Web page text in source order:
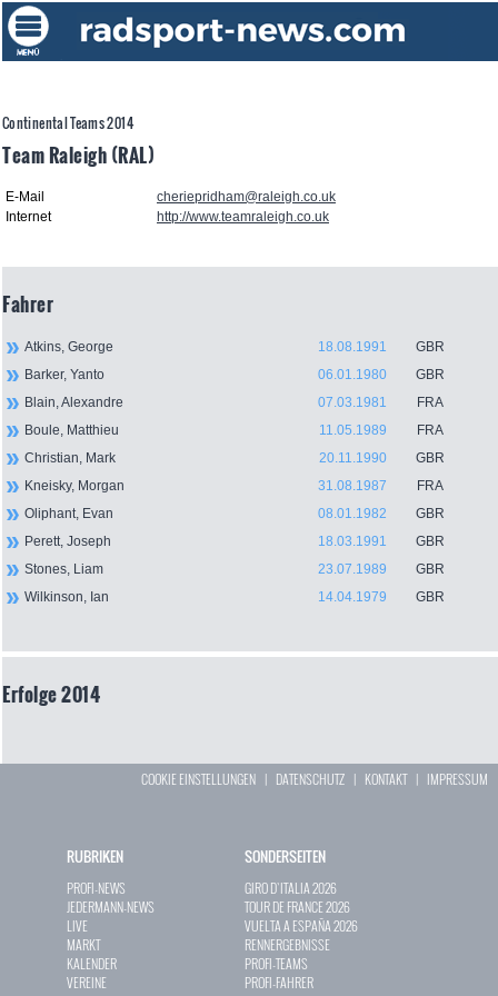
Continental Teams 2014
Team Raleigh (RAL)
E-Mail
cheriepridham@raleigh.co.uk
Internet
http://www.teamraleigh.co.uk
Fahrer
Atkins, George 18.08.1991
GBR
Barker, Yanto
06.01.1980
GBR
Blain, Alexandre
07.03.1981
FRA
Boule, Matthieu
11.05.1989
FRA
Christian, Mark
20.11.1990
GBR
Kneisky, Morgan
31.08.1987
FRA
Oliphant, Evan
08.01.1982
GBR
Perett, Joseph
18.03.1991
GBR
Stones, Liam
23.07.1989
GBR
Wilkinson, Ian
14.04.1979 GBR
Erfolge 2014
COOKIE EINSTELLUNGEN | DATENSCHUTZ | KONTAKT| IMPRESSUM
RUBRIKEN
PROFI-NEWS
JEDERMANN-NEWS
LIVE
MARKT
KALENDER
VEREINE
SONDERSEITEN
GIRO D`ITALIA 2026
TOUR DE FRANCE 2026
VUELTA A ESPAÑA 2026
RENNERGEBNISSE
PROFI-TEAMS
PROFI-FAHRER